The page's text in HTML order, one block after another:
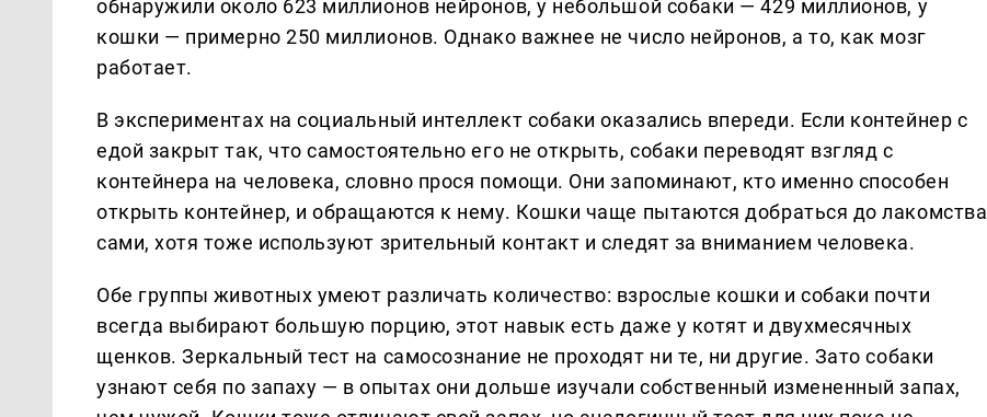
обнаружили около 623 миллионов нейронов, у небольшой собаки — 429 миллионов, у
кошки — примерно 250 миллионов. Однако важнее не число нейронов, а то, как мозг
работает.
В экспериментах на социальный интеллект собаки оказались впереди. Если контейнер с
едой закрыт так, что самостоятельно его не открыть, собаки переводят взгляд с
контейнера на человека, словно прося помощи. Они запоминают, кто именно способен
открыть контейнер, и обращаются к нему. Кошки чаще пытаются добраться до лакомства
сами, хотя тоже используют зрительный контакт и следят за вниманием человека.
Обе группы животных умеют различать количество: взрослые кошки и собаки почти
всегда выбирают большую порцию, этот навык есть даже у котят и двухмесячных
щенков. Зеркальный тест на самосознание не проходят ни те, ни другие. Зато собаки
узнают себя по запаху — в опытах они дольше изучали собственный измененный запах,